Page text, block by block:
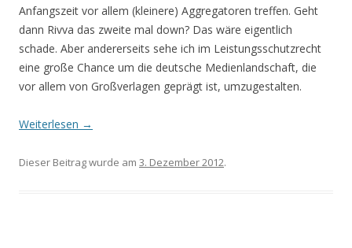
Anfangszeit vor allem (kleinere) Aggregatoren treffen. Geht
dann Rivva das zweite mal down? Das wäre eigentlich
schade. Aber andererseits sehe ich im Leistungsschutzrecht
eine große Chance um die deutsche Medienlandschaft, die
vor allem von Großverlagen geprägt ist, umzugestalten.
Weiterlesen →
Dieser Beitrag wurde am 3. Dezember 2012.